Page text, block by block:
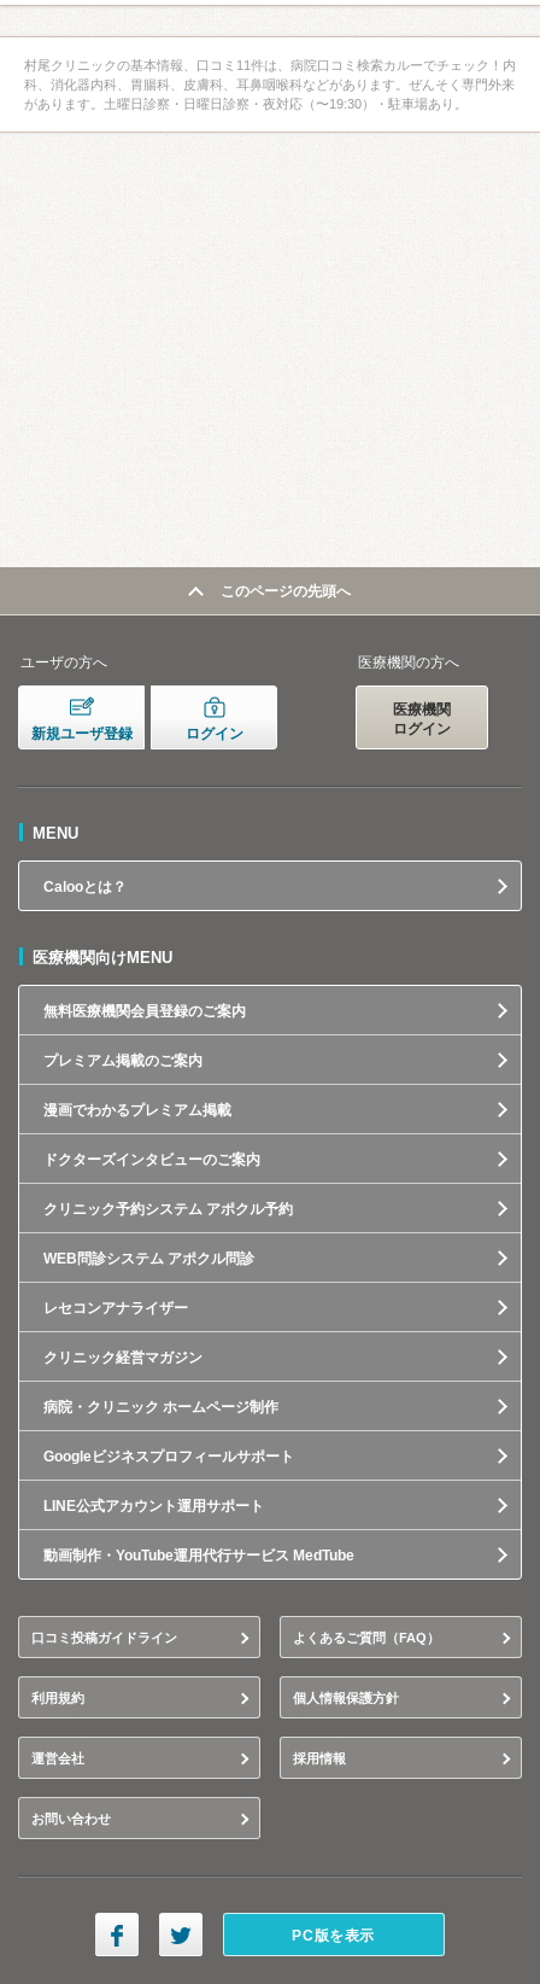
村尾クリニックの基本情報、口コミ11件は、病院口コミ検索カルーでチェック！内
科、消化器内科、胃腸科、皮膚科、耳鼻咽喉科などがあります。ぜんそく専門外来
があります。土曜日診察・日曜日診察・夜対応（〜19:30）・駐車場あり。
このページの先頭へ
ユーザの方へ
新規ユーザ登録 ログイン
医療機関の方へ
医療機関
ログイン
MENU
Calooとは？
医療機関向けMENU
無料医療機関会員登録のご案内
プレミアム掲載のご案内
漫画でわかるプレミアム掲載
ドクターズインタビューのご案内
クリニック予約システム アポクル予約
WEB問診システム アポクル問診
レセコンアナライザー
クリニック経営マガジン
病院・クリニック ホームページ制作
Googleビジネスプロフィールサポート
LINE公式アカウント運用サポート
動画制作・YouTube運用代行サービス MedTube
口コミ投稿ガイドライン よくあるご質問（FAQ）
利用規約 個人情報保護方針
運営会社 採用情報
お問い合わせ
PC版を表示